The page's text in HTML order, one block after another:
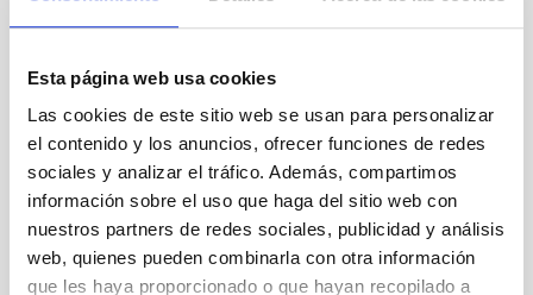
Esta página web usa cookies
Las cookies de este sitio web se usan para personalizar
el contenido y los anuncios, ofrecer funciones de redes
sociales y analizar el tráfico. Además, compartimos
información sobre el uso que haga del sitio web con
nuestros partners de redes sociales, publicidad y análisis
web, quienes pueden combinarla con otra información
que les haya proporcionado o que hayan recopilado a
Open Days at the Teide Observatory 2023